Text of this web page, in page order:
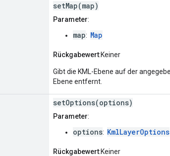
setMap(map)
Parameter:
map: Map
Rückgabewert:Keiner
Gibt die KML-Ebene auf der
Ebene entfernt.
setOptions(options)
Parameter:
options: KmlLayerOptions
Rückgabewert:Keiner